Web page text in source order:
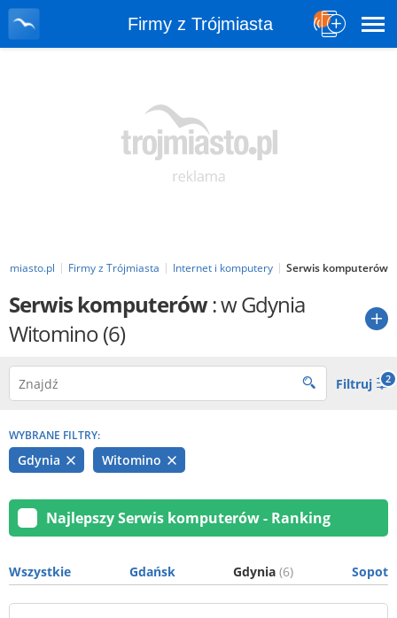
Firmy z Trójmiasta
Firmy z Trójmiasta Internet i komputery Serwis komputerów
Serwis komputerów: w Gdynia
Witomino(6)
Filtruj 2
WYBRANE FILTRY:
Gdynia Witomino
Najlepszy Serwis komputerów - Ranking
Wszystkie Gdańsk Gdynia(6) Sopot